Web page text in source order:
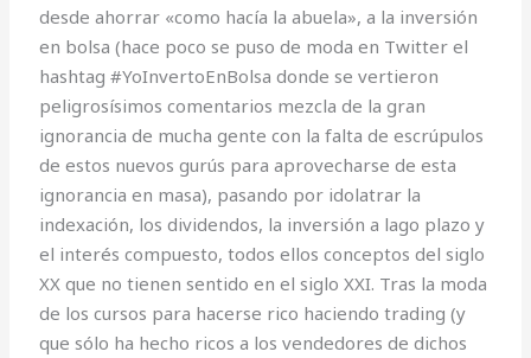
desde ahorrar «como hacía la abuela», a la inversión
en bolsa (hace poco se puso de moda en Twitter el
hashtag #YoInvertoEnBolsa donde se vertieron
peligrosísimos comentarios mezcla de la gran
ignorancia de mucha gente con la falta de escrúpulos
de estos nuevos gurús para aprovecharse de esta
ignorancia en masa), pasando por idolatrar la
indexación, los dividendos, la inversión a lago plazo y
el interés compuesto, todos ellos conceptos del siglo
XX que no tienen sentido en el siglo XXI. Tras la moda
de los cursos para hacerse rico haciendo trading (y
que sólo ha hecho ricos a los vendedores de dichos